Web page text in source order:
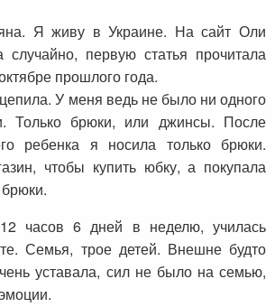
Я живу в Украине. На сайт Оли
случайно, первую статья прочитала
прошлого года.
У меня ведь не было ни одного
Только брюки, или джинсы. После
ребенка я носила только брюки.
чтобы купить юбку, а покупала
часов 6 дней в неделю, училась
Семья, трое детей. Внешне будто
уставала, сил не было на семью,